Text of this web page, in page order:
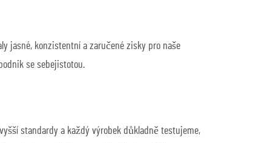
jasné, konzistentní a zaručené zisky pro naše
se sebejistotou.
standardy a každý výrobek důkladně testujeme,